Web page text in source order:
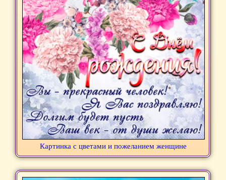
Картинка с цветами и пожеланием женщине